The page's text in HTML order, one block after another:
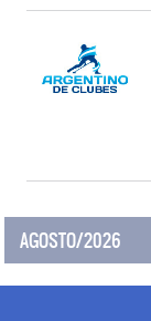
AGOSTO/2026